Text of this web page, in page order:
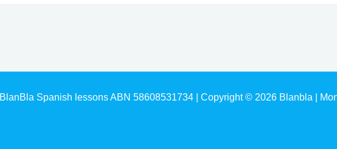
BlanBla Spanish lessons ABN 58608531734 | Copyright © 2026 Blanbla |